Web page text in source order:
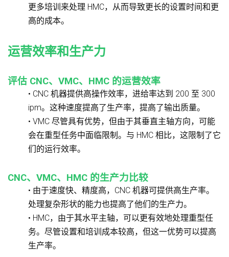
更多培训来处理 HMC，从而导致更长的设置时间和更
高的成本。
运营效率和生产力
评估 CNC、VMC、HMC 的运营效率
• CNC 机器提供高操作效率，进给率达到 200 至 300
ipm。这种速度提高了生产率，提高了输出质量。
• VMC 尽管具有优势，但由于其垂直主轴方向，可能
会在重型任务中面临限制。与 HMC 相比，这限制了它
们的运行效率。
CNC、VMC、HMC 的生产力比较
• 由于速度快、精度高，CNC 机器可提供高生产率。
处理复杂形状的能力也提高了他们的生产力。
• HMC，由于其水平主轴，可以更有效地处理重型任
务。尽管设置和培训成本较高，但这一优势可以提高
生产率。